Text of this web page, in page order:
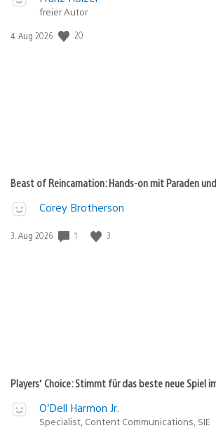
freier Autor
Veröffentlichungsdatum:
4. Aug 2026 20
Beast of Reincarnation: Hands-on mit Paraden
Corey Brotherson
Veröffentlichungsdatum:
3. Aug 2026 1 3
Players’ Choice: Stimmt für das beste neue Spiel
O’Dell Harmon Jr.
Specialist, Content Communications, SIE